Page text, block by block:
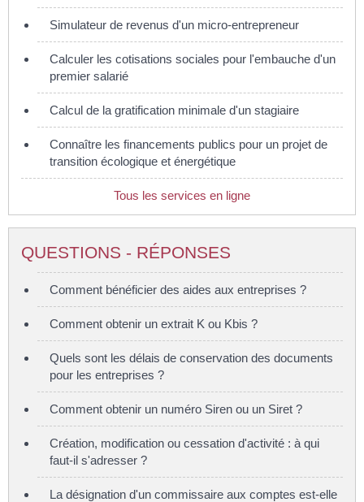
Simulateur de revenus d'un micro-entrepreneur
Calculer les cotisations sociales pour l'embauche d'un
premier salarié
Calcul de la gratification minimale d'un stagiaire
Connaître les financements publics pour un projet de
transition écologique et énergétique
Tous les services en ligne
QUESTIONS - RÉPONSES
Comment bénéficier des aides aux entreprises ?
Comment obtenir un extrait K ou Kbis ?
Quels sont les délais de conservation des documents
pour les entreprises ?
Comment obtenir un numéro Siren ou un Siret ?
Création, modification ou cessation d'activité : à qui
faut-il s'adresser ?
La désignation d'un commissaire aux comptes est-elle